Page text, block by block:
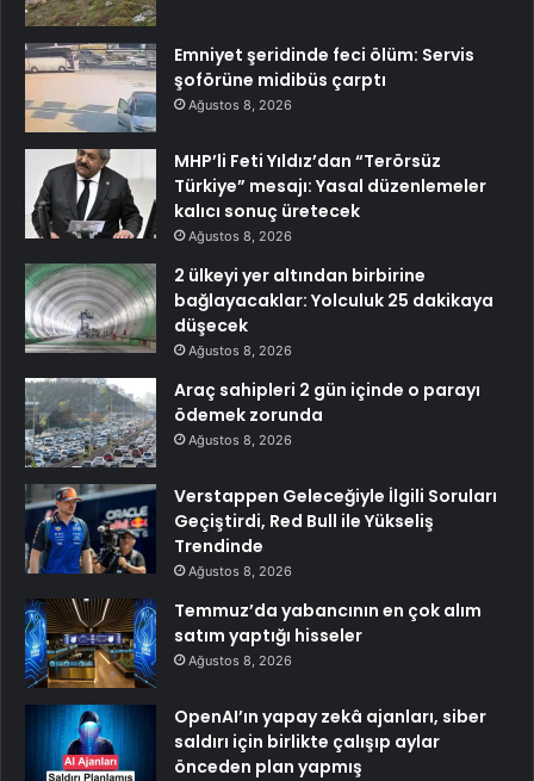
Emniyet şeridinde feci ölüm: Servis
şoförüne midibüs çarptı
Ağustos 8, 2026
MHP’li Feti Yıldız’dan “Terörsüz
Türkiye” mesajı: Yasal düzenlemeler
kalıcı sonuç üretecek
Ağustos 8, 2026
2 ülkeyi yer altından birbirine
bağlayacaklar: Yolculuk 25 dakikaya
düşecek
Ağustos 8, 2026
Araç sahipleri 2 gün içinde o parayı
ödemek zorunda
Ağustos 8, 2026
Verstappen Geleceğiyle İlgili Soruları
Geçiştirdi, Red Bull ile Yükseliş
Trendinde
Ağustos 8, 2026
Temmuz’da yabancının en çok alım
satım yaptığı hisseler
Ağustos 8, 2026
OpenAI’ın yapay zekâ ajanları, siber
saldırı için birlikte çalışıp aylar
önceden plan yapmış